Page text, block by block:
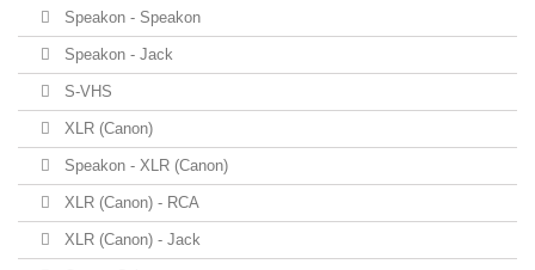
Speakon - Speakon
Speakon - Jack
S-VHS
XLR (Canon)
Speakon - XLR (Canon)
XLR (Canon) - RCA
XLR (Canon) - Jack